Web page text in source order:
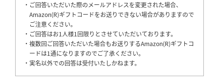
・ご回答いただいた際のメールアドレスを変更された場合、
Amazon(R)ギフトコードをお送りできない場合がありますので
ご注意ください。
・ご回答はお1人様1回限りとさせていただいております。
・複数回ご回答いただいた場合もお送りするAmazon(R)ギフトコ
ードは1通になりますのでご了承ください。
・実名以外での回答は受付いたしかねます。